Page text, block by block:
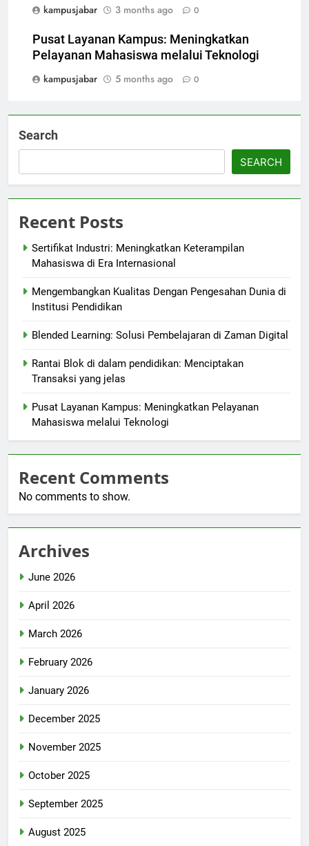
kampusjabar
3 months ago 0
Pusat Layanan Kampus: Meningkatkan
Pelayanan Mahasiswa melalui Teknologi
kampusjabar
5 months ago 0
Search
SEARCH
Recent Posts
Sertifikat Industri: Meningkatkan Keterampilan
Mahasiswa di Era Internasional
Mengembangkan Kualitas Dengan Pengesahan Dunia di
Institusi Pendidikan
Blended Learning: Solusi Pembelajaran di Zaman Digital
Rantai Blok di dalam pendidikan: Menciptakan
Transaksi yang jelas
Pusat Layanan Kampus: Meningkatkan Pelayanan
Mahasiswa melalui Teknologi
Recent Comments
No comments to show.
Archives
June 2026
April 2026
March 2026
February 2026
January 2026
December 2025
November 2025
October 2025
September 2025
August 2025